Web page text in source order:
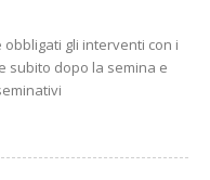
gli interventi con i
subito dopo la semina e